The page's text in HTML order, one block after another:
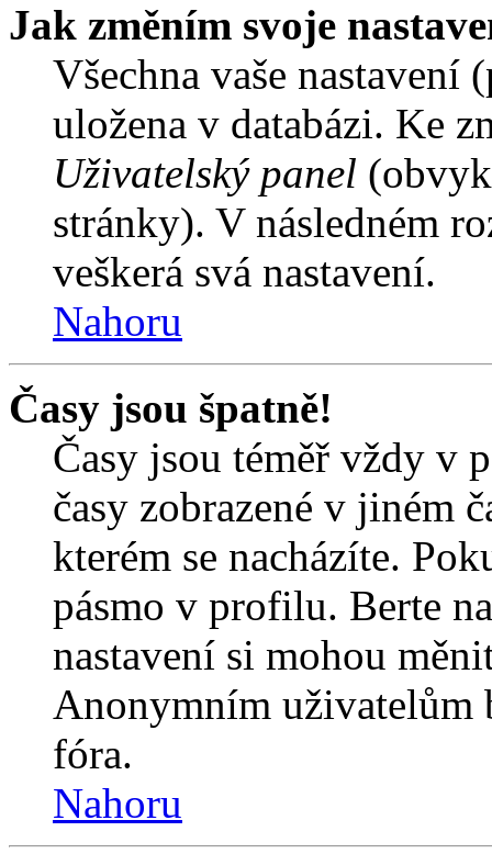
Jak změním svoje
Všechna vaše
uložena v databázi. Ke
Uživatelský panel
stránky). V následném
veškerá svá nastavení.
Nahoru
Časy jsou špatně!
Časy jsou téměř vždy v
časy zobrazené v jiném
kterém se nacházíte.
pásmo v profilu. Berte
nastavení si mohou
Anonymním uživatelům
fóra.
Nahoru